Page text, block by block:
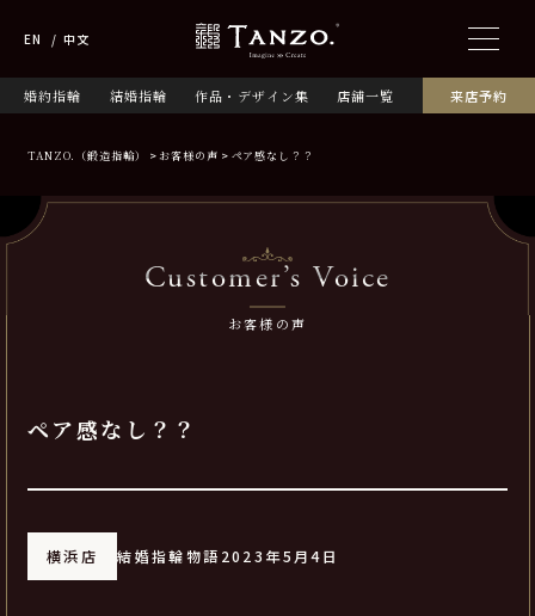
婚約指輪 結婚指輪 作品・デザイン集 店舗一覧 来店予約
EN 中文
TANZO.（鍛造指輪） お客様の声 ペア感なし？？
Customer’s Voice
お客様の声
ペア感なし？？
横浜店 結婚指輪物語 2023年5月4日